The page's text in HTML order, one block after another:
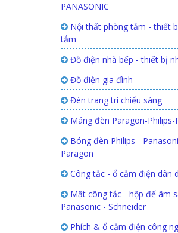
PANASONIC
Nội thất phòng tắm - thiết
tắm
Đồ điện nhà bếp - thiết bị
Đồ điện gia đình
Đèn trang trí chiếu sáng
Máng đèn Paragon-Philips-
Bóng đèn Philips -
Paragon
Công tắc - ổ cắm điện dân
Mặt công tắc - hộp đế âm
Panasonic - Schneider
Phích & ổ cắm điện công